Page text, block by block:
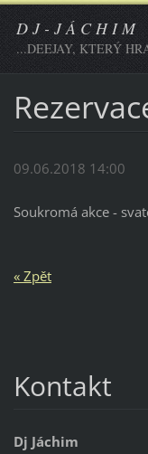
D J - J Á C H I M
...DEEJAY, KTERÝ
09.06.2018 14:00
Soukromá akce -
« Zpět
Kontakt
Dj Jáchim